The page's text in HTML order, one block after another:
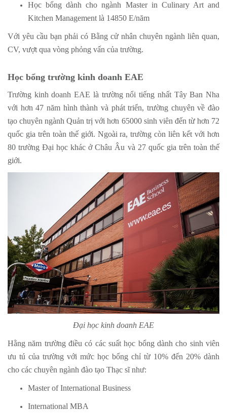
Học bổng dành cho ngành Master in Culinary Art and
Kitchen Management là 14850 E/năm
Với yêu cầu bạn phải có Bằng cử nhân chuyên ngành liên quan,
CV, vượt qua vòng phỏng vấn của trường.
Học bổng trường kinh doanh EAE
Trường kinh doanh EAE là trường nổi tiếng nhất Tây Ban Nha
với hơn 47 năm hình thành và phát triển, trường chuyên về đào
tạo chuyên ngành Quản trị với hơn 65000 sinh viên đến từ hơn 72
quốc gia trên toàn thế giới. Ngoài ra, trường còn liên kết với hơn
80 trường Đại học khác ở Châu Âu và 27 quốc gia trên toàn thế
giới.
Đại học kinh doanh EAE
Hằng năm trường điều có các suất học bổng dành cho sinh viên
ưu tú của trường với mức học bổng chỉ từ 10% đến 20% dành
cho các chuyên ngành đào tạo Thạc sĩ như:
Master of International Business
International MBA